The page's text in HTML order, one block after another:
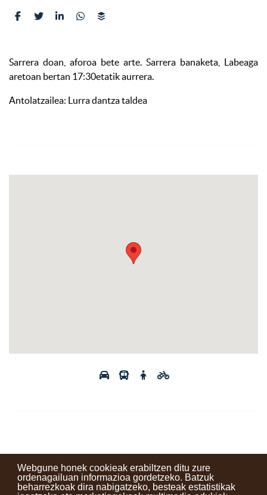
Webgune honek cookieak erabiltzen ditu zure
ordenagailuan informazioa gordetzeko. Batzuk
beharrezkoak dira nabigatzeko, besteak estatistikak
Sarrera doan, aforoa bete arte. Sarrera banaketa, Labeaga
aretoan bertan 17:30etatik aurrera.
Antolatzailea: Lurra dantza taldea